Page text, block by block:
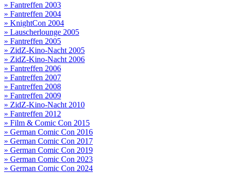
» Fantreffen 2003
» Fantreffen 2004
» KnightCon 2004
» Lauscherlounge 2005
» Fantreffen 2005
» ZidZ-Kino-Nacht 2005
» ZidZ-Kino-Nacht 2006
» Fantreffen 2006
» Fantreffen 2007
» Fantreffen 2008
» Fantreffen 2009
» ZidZ-Kino-Nacht 2010
» Fantreffen 2012
» Film & Comic Con 2015
» German Comic Con 2016
» German Comic Con 2017
» German Comic Con 2019
» German Comic Con 2023
» German Comic Con 2024